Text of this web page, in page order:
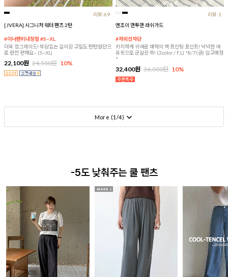
리뷰:69
[JVERA] 시그니처 워터 팬츠 2탄
#이너팬티내장형 #S~XL
더욱 업그레이드! 부담없는 길이감 고밀도 탄탄원단으
로 완전 편해요~ (S~XL)
22,100원 24,500원 10%
리뷰:1
엔조이 맨투맨 래쉬가드
#자외선차단
키치하게 귀여운 매력의 백 프린팅 포인트! 넉넉한 여
유핏으로 군살은 쏙! (2color / F,L) *8/7(금) 입고예정
*
32,400원 36,000원 10%
More (1 /4)
-5도 낮춰주는 쿨 팬츠